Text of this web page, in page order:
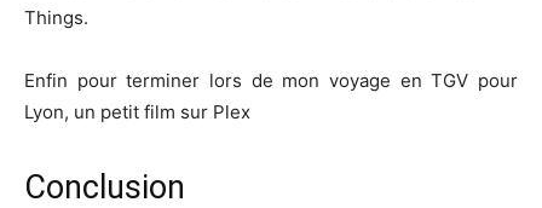
Things.
Enfin pour terminer lors de mon voyage en TGV pour
Lyon, un petit film sur Plex
Conclusion